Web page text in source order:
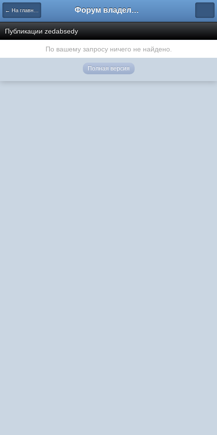
← На главную Форум владельцев интернет-магазинов
Публикации zedabsedy
По вашему запросу ничего не найдено.
Полная версия